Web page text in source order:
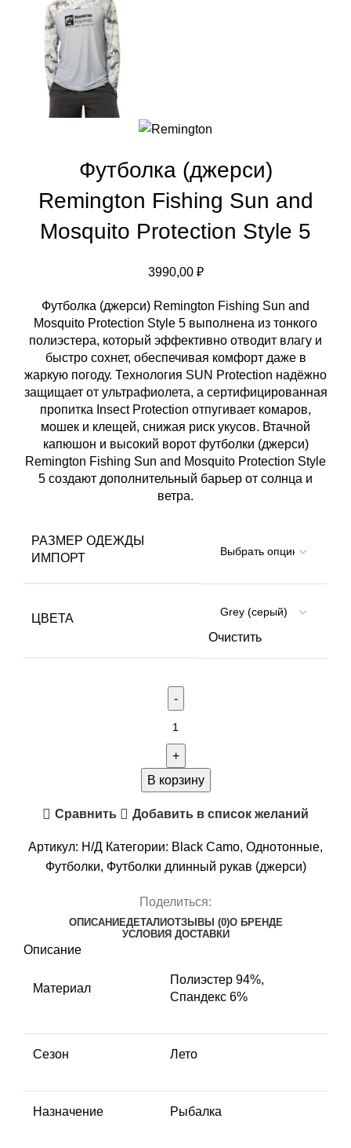
Футболка (джерси)
Remington Fishing Sun and
Mosquito Protection Style 5
3990,00 ₽
Футболка (джерси) Remington Fishing Sun and
Mosquito Protection Style 5 выполнена из тонкого
полиэстера, который эффективно отводит влагу и
быстро сохнет, обеспечивая комфорт даже в
жаркую погоду. Технология SUN Protection надёжно
защищает от ультрафиолета, а сертифицированная
пропитка Insect Protection отпугивает комаров,
мошек и клещей, снижая риск укусов. Втачной
капюшон и высокий ворот футболки (джерси)
Remington Fishing Sun and Mosquito Protection Style
5 создают дополнительный барьер от солнца и
ветра.
РАЗМЕР ОДЕЖДЫ
ИМПОРТ
ЦВЕТА
Очистить
Fishing
and
Mosquito
В корзину
Сравнить Добавить в список желаний
Артикул: Н/Д Категории: Black Camo, Однотонные,
Футболки, Футболки длинный рукав (джерси)
Поделиться:
ОПИСАНИЕДЕТАЛИОТЗЫВЫ (0)О БРЕНДЕ
УСЛОВИЯ ДОСТАВКИ
Описание
Материал
Полиэстер 94%,
Спандекс 6%
Сезон Лето
Назначение Рыбалка